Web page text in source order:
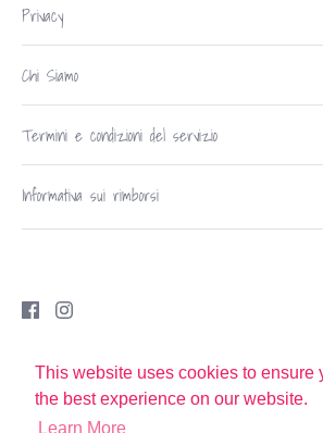
This website uses cookies to ensure
the best experience on our website.
Learn More
Privacy
Chi Siamo
Termini e condizioni del servizio
Informativa sui rimborsi
Copyright © 2026Robe di Casa Udine.
Powered by Shopify